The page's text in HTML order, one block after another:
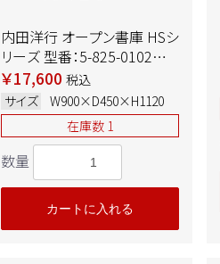
内田洋行 オープン書庫 HSシ
リーズ 型番：5-825-0102
W900×D450×H1120 天
板：ライトファインウッド/本
体：オフホワイト 2021年製 中
古 ⑩
￥17,600 税込
サイズ
W900×D450×H1120
在庫数 1
数量
カートに入れる